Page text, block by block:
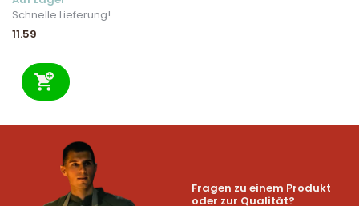
Schnelle Lieferung!
11.59
Fragen zu einem Produkt
oder zur Qualität?